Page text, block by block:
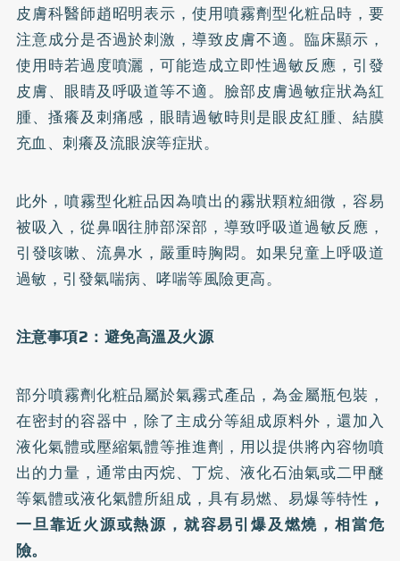
皮膚科醫師趙昭明表示，使用噴霧劑型化粧品時，要
注意成分是否過於刺激，導致皮膚不適。臨床顯示，
使用時若過度噴灑，可能造成立即性過敏反應，引發
皮膚、眼睛及呼吸道等不適。臉部皮膚過敏症狀為紅
腫、搔癢及刺痛感，眼睛過敏時則是眼皮紅腫、結膜
充血、刺癢及流眼淚等症狀。
此外，噴霧型化粧品因為噴出的霧狀顆粒細微，容易
被吸入，從鼻咽往肺部深部，導致呼吸道過敏反應，
引發咳嗽、流鼻水，嚴重時胸悶。如果兒童上呼吸道
過敏，引發氣喘病、哮喘等風險更高。
注意事項2：避免高溫及火源
部分噴霧劑化粧品屬於氣霧式產品，為金屬瓶包裝，
在密封的容器中，除了主成分等組成原料外，還加入
液化氣體或壓縮氣體等推進劑，用以提供將內容物噴
出的力量，通常由丙烷、丁烷、液化石油氣或二甲醚
等氣體或液化氣體所組成，具有易燃、易爆等特性 ，
一旦靠近火源或熱源，就容易引爆及燃燒，相當危
險。